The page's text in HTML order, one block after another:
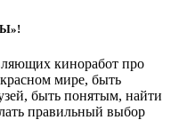
киноработ про
мире, быть
быть понятым, найти
правильный выбор